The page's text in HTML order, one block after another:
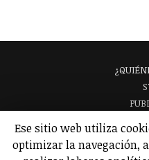
ANALIZAMOS
POLÍTICA DE
Ese sitio web utiliza
optimizar la navegación,